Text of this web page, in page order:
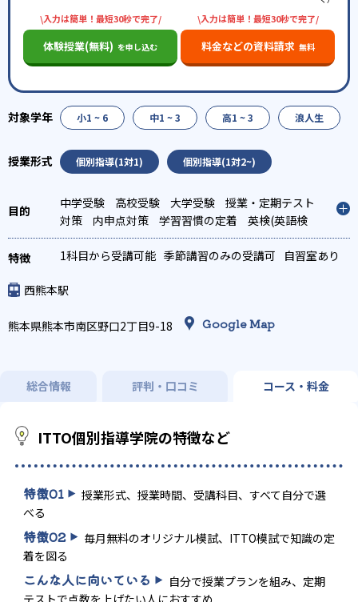
\入力は簡単！最短30秒で完了/
体験授業(無料) を申し込む
\入力は簡単！最短30秒で完了/
料金などの資料請求 無料
小1 ~ 6 中1 ~ 3 高1 ~ 3 浪人生
個別指導(1対1) 個別指導(1対2~)
中学受験 高校受験 大学受験
授業・定期テスト
対策
内申点対策 学習習慣の定着
英検(英語検
定)対策
漢検(漢字検定)対策
英語・英会話特化対
策
1科目から受講可能 季節講習のみの受講可 自習室あり
西熊本駅
熊本県熊本市南区野口2丁目9-18 Google Map
総合情報 評判・口コミ コース・料金
ITTO個別指導学院の特徴など
特徴01
授業形式、授業時間、受講科目、すべて自分で選
べる
特徴02
毎月無料のオリジナル模試、ITTO模試で知識の定
着を図る
こんな人に向いている
自分で授業プランを組み、定期
テストで点数を上げたい人におすすめ